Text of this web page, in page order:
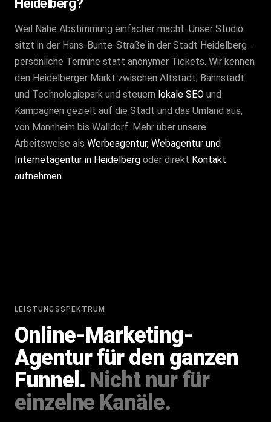
Heidelberg?
Weil Nähe Abstimmung einfacher macht. Unser Studio
sitzt in der Hans-Bunte-Straße in der Stadt Heidelberg -
persönliche Termine statt anonymer Tickets. Wir kennen
den Heidelberger Markt zwischen Altstadt, Bahnstadt
und Technologiepark und steuern lokale SEO und
Kampagnen gezielt auf die Stadt und das Umland aus,
von Mannheim bis Walldorf. Mehr über unsere
Arbeitsweise als Werbeagentur, Webagentur und
Internetagentur in Heidelberg oder direkt Kontakt
aufnehmen.
LEISTUNGSSPEKTRUM
Online-Marketing-
Agentur für den ganzen
Funnel. Nicht nur für
einzelne Kanäle.